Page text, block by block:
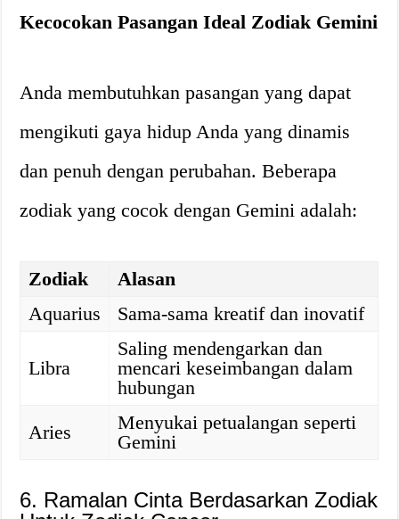
Kecocokan Pasangan Ideal Zodiak Gemini
Anda membutuhkan pasangan yang dapat
mengikuti gaya hidup Anda yang dinamis
dan penuh dengan perubahan. Beberapa
zodiak yang cocok dengan Gemini adalah:
Zodiak
Alasan
Aquarius
Sama-sama kreatif dan inovatif
Libra
Saling mendengarkan dan
mencari keseimbangan dalam
hubungan
Aries
Menyukai petualangan seperti
Gemini
6. Ramalan Cinta Berdasarkan Zodiak